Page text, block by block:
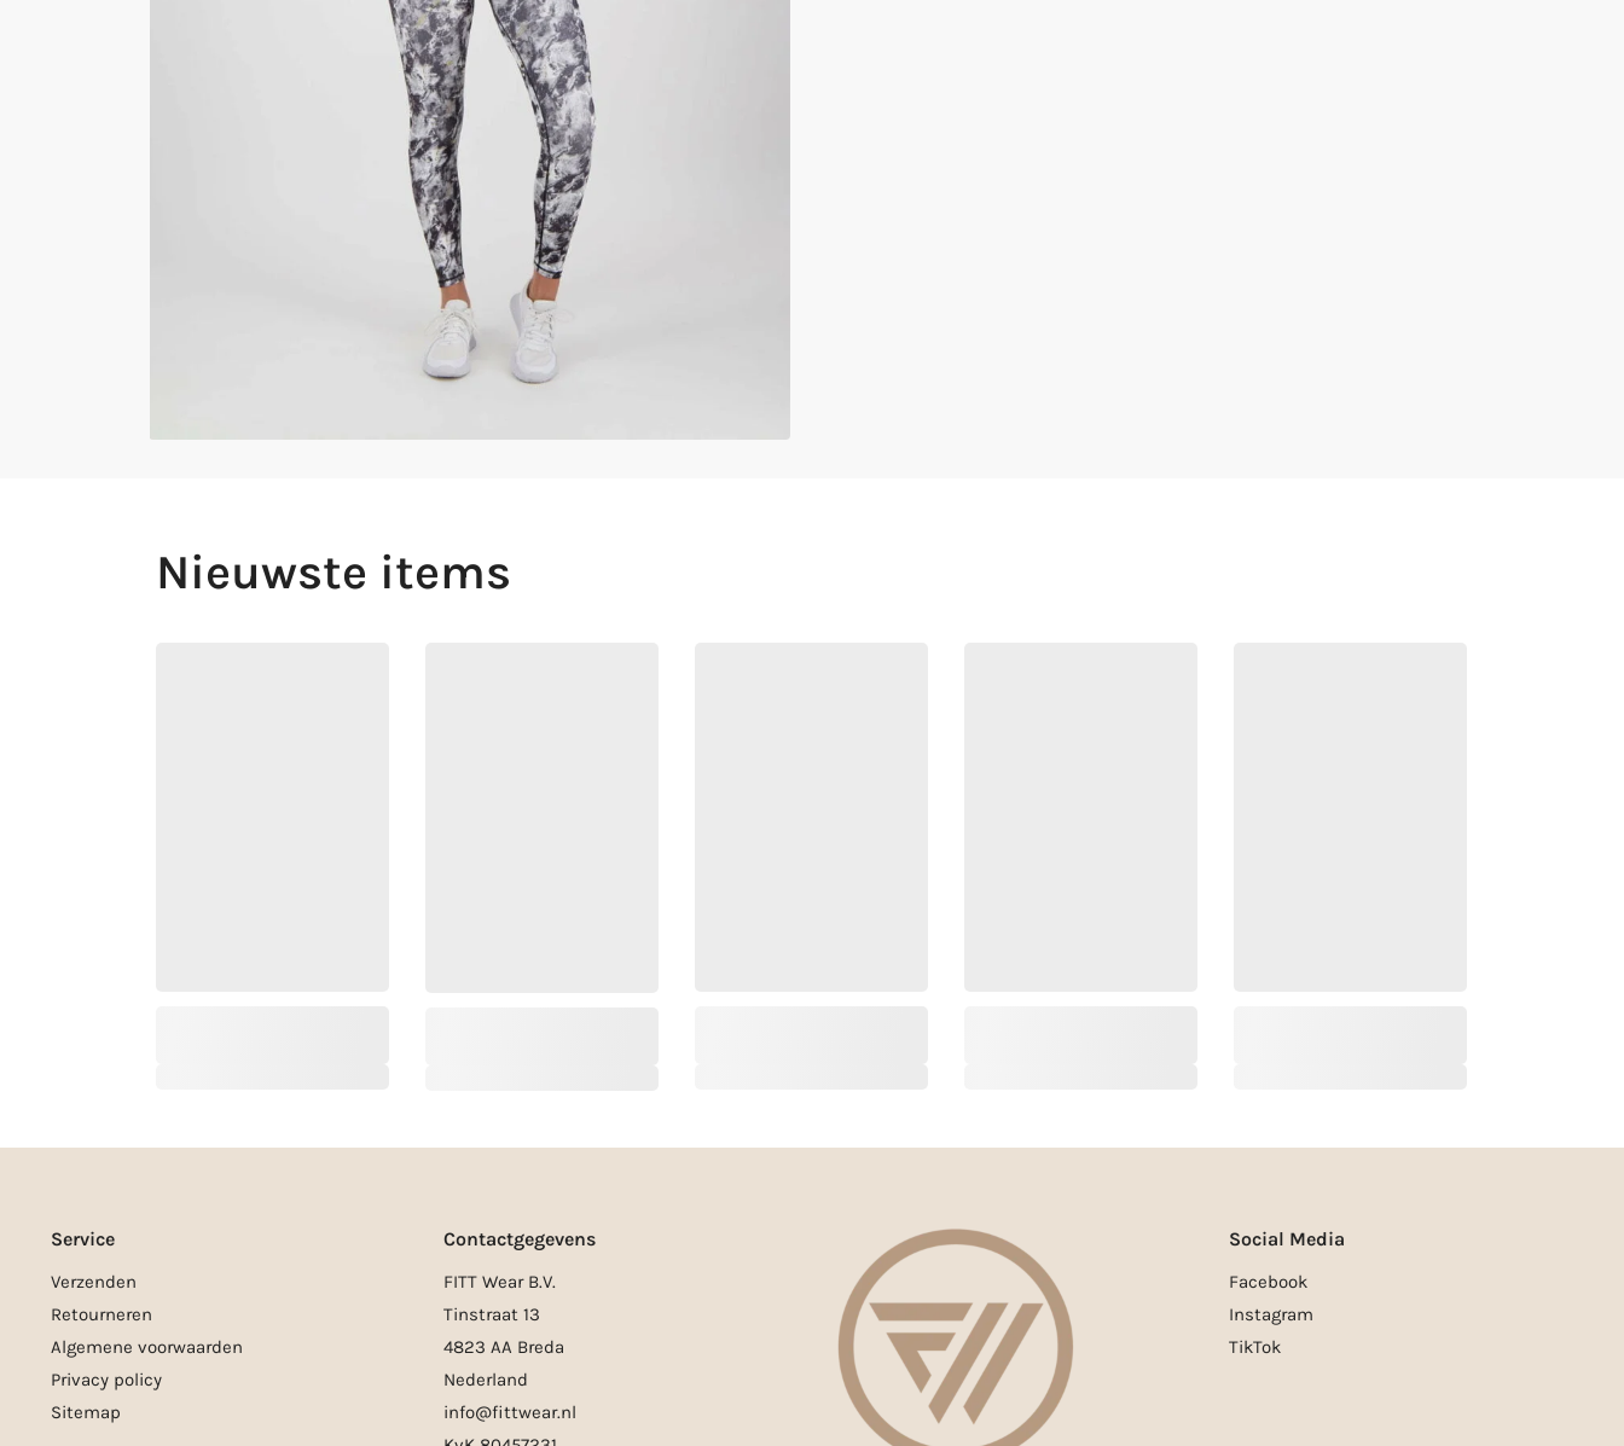
Nieuwste items
Service
Verzenden
Retourneren
Algemene voorwaarden
Privacy policy
Sitemap
Contactgegevens
FITT Wear B.V.
Tinstraat 13
4823 AA Breda
Nederland
info@fittwear.nl
Social Media
Facebook
Instagram
TikTok